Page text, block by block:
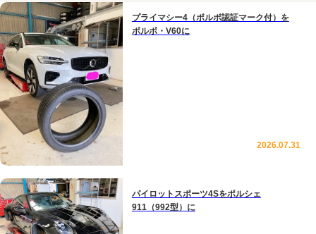
プライマシー4（ボルボ認証マーク付）を
ボルボ・V60に
2026.07.31
パイロットスポーツ4Sをポルシェ
911（992型）に